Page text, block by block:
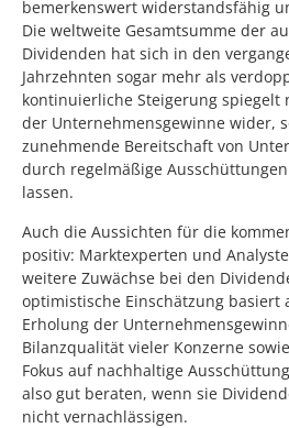
bemerkenswert widerstandsfähig
Die weltweite Gesamtsumme der
Dividenden hat sich in den
Jahrzehnten sogar mehr als
kontinuierliche Steigerung spiegelt
der Unternehmensgewinne wider,
zunehmende Bereitschaft von
durch regelmäßige
lassen.
Auch die Aussichten für die
positiv: Marktexperten und
weitere Zuwächse bei den
optimistische Einschätzung basiert
Erholung der
Bilanzqualität vieler Konzerne
Fokus auf nachhaltige
also gut beraten, wenn sie
nicht vernachlässigen.